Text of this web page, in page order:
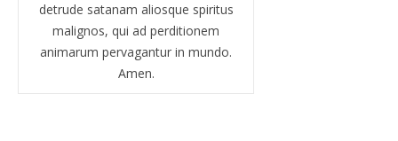
detrude satanam aliosque spiritus
malignos, qui ad perditionem
animarum pervagantur in mundo.
Amen.